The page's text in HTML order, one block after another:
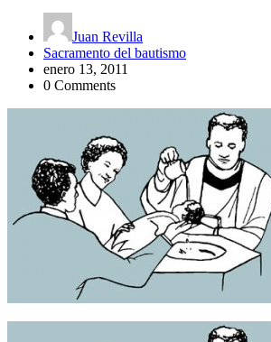
Juan Revilla
Sacramento del bautismo
enero 13, 2011
0 Comments